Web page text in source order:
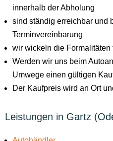
innerhalb der Abholung
sind ständig erreichbar und
Terminvereinbarung
wir wickeln die
Werden wir uns beim
Umwege einen gültigen
Der Kaufpreis wird an Ort
Leistungen in Gartz